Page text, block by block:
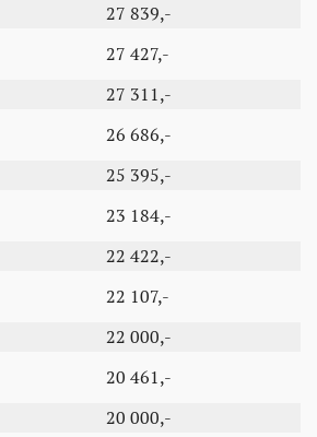
27 839,-
27 427,-
27 311,-
26 686,-
25 395,-
23 184,-
22 422,-
22 107,-
22 000,-
20 461,-
20 000,-